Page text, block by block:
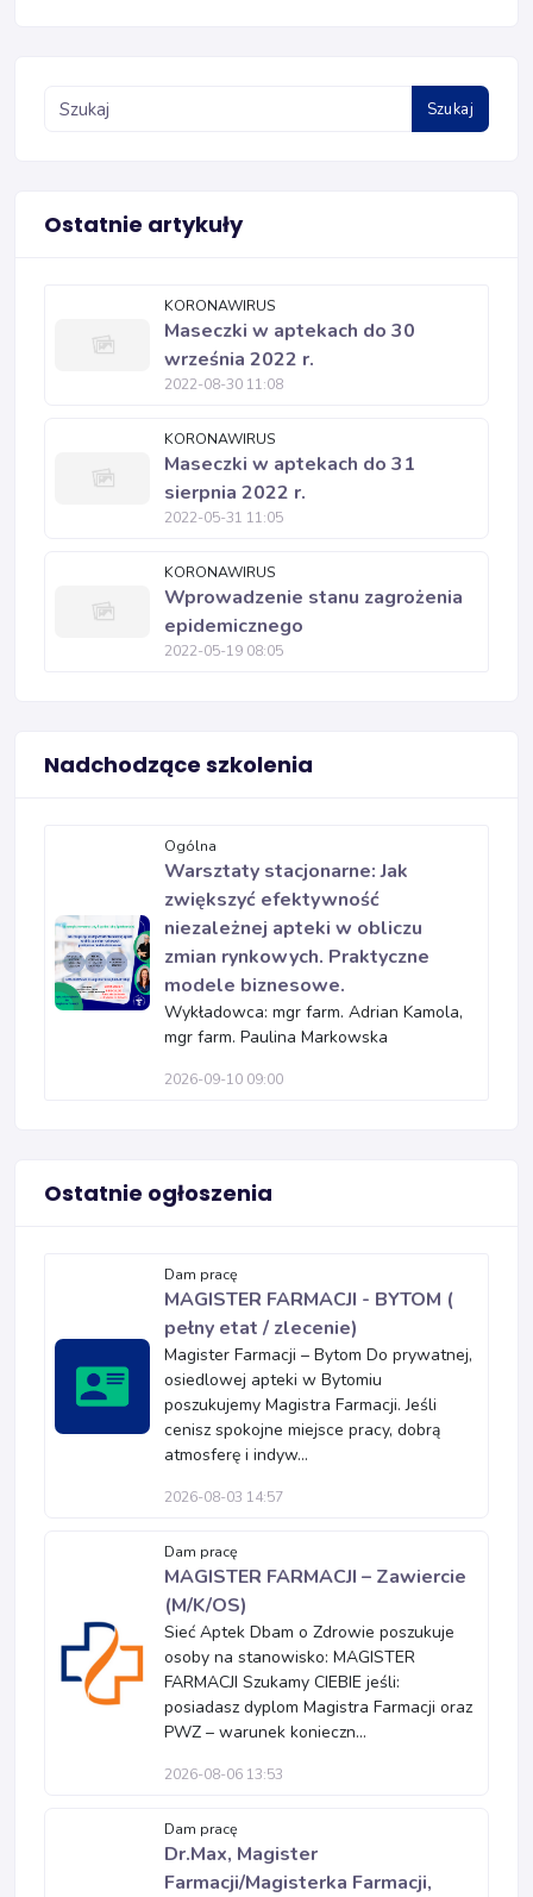
Szukaj
Ostatnie artykuły
KORONAWIRUS
Maseczki w aptekach do 30
września 2022 r.
2022-08-30 11:08
KORONAWIRUS
Maseczki w aptekach do 31
sierpnia 2022 r.
2022-05-31 11:05
KORONAWIRUS
Wprowadzenie stanu zagrożenia
epidemicznego
2022-05-19 08:05
Nadchodzące szkolenia
Ogólna
Warsztaty stacjonarne: Jak
zwiększyć efektywność
niezależnej apteki w obliczu
zmian rynkowych. Praktyczne
modele biznesowe.
Wykładowca: mgr farm. Adrian Kamola,
mgr farm. Paulina Markowska
2026-09-10 09:00
Ostatnie ogłoszenia
Dam pracę
MAGISTER FARMACJI - BYTOM (
pełny etat / zlecenie)
Magister Farmacji – Bytom Do prywatnej,
osiedlowej apteki w Bytomiu
poszukujemy Magistra Farmacji. Jeśli
cenisz spokojne miejsce pracy, dobrą
atmosferę i indyw...
2026-08-03 14:57
Dam pracę
MAGISTER FARMACJI – Zawiercie
(M/K/OS)
Sieć Aptek Dbam o Zdrowie poszukuje
osoby na stanowisko: MAGISTER
FARMACJI Szukamy CIEBIE jeśli:
posiadasz dyplom Magistra Farmacji oraz
PWZ – warunek konieczn...
2026-08-06 13:53
Dam pracę
Dr.Max, Magister
Farmacji/Magisterka Farmacji,